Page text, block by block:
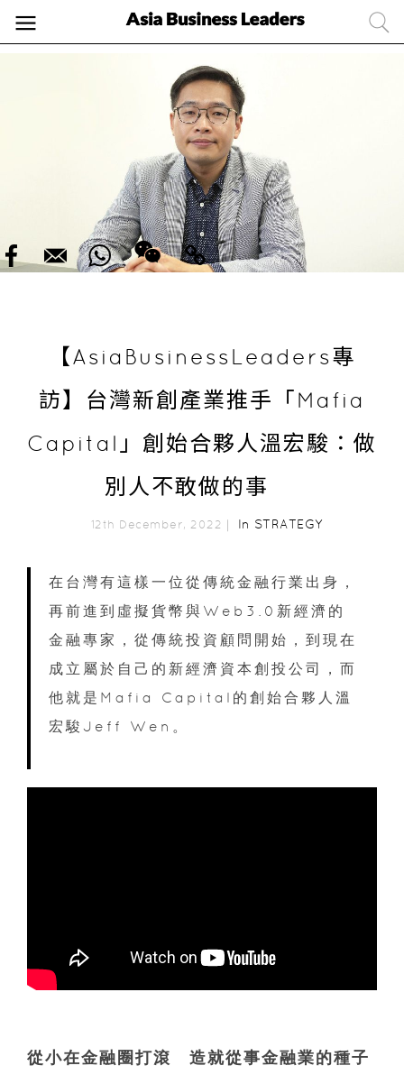
【AsiaBusinessLeaders專
訪】台灣新創產業推手「Mafia
Capital」創始合夥人溫宏駿：做
別人不敢做的事
12th December, 2022｜ In STRATEGY
在台灣有這樣一位從傳統金融行業出身，
再前進到虛擬貨幣與Web3.0新經濟的
金融專家，從傳統投資顧問開始，到現在
成立屬於自己的新經濟資本創投公司，而
他就是Mafia Capital的創始合夥人溫
宏駿Jeff Wen。
從小在金融圈打滾 造就從事金融業的種子